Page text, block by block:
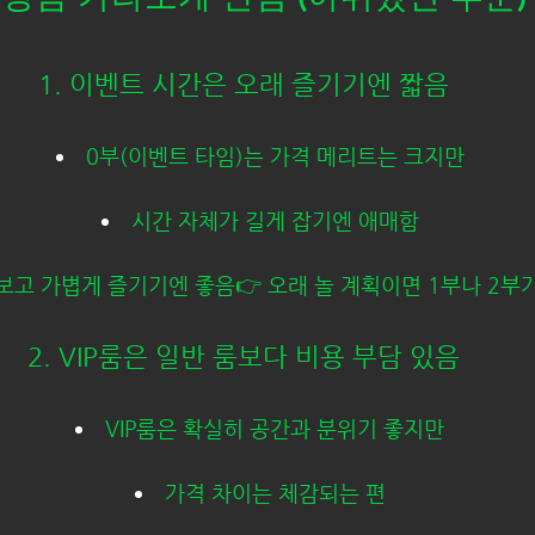
1. 이벤트 시간은 오래 즐기기엔 짧음
0부(이벤트 타임)는 가격 메리트는 크지만
시간 자체가 길게 잡기엔 애매함
고 가볍게 즐기기엔 좋음👉 오래 놀 계획이면 1부나 2부
2. VIP룸은 일반 룸보다 비용 부담 있음
VIP룸은 확실히 공간과 분위기 좋지만
가격 차이는 체감되는 편